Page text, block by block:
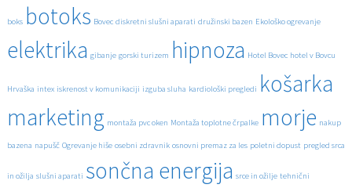
boks botoks Bovec diskretni slušni aparati družinski bazen Ekološko ogrevanje
elektrika gibanje gorski turizem hipnoza Hotel Bovec hotel v Bovcu
Hrvaška intex iskrenost v komunikaciji izguba sluha kardiološki pregledi košarka
marketing montaža pvc oken Montaža toplotne črpalke morje nakup
bazena napušč Ogrevanje hiše osebni zdravnik osnovni premaz za les poletni dopust pregled srca
in ožilja slušni aparati sončna energija srce in ožilje tehnični